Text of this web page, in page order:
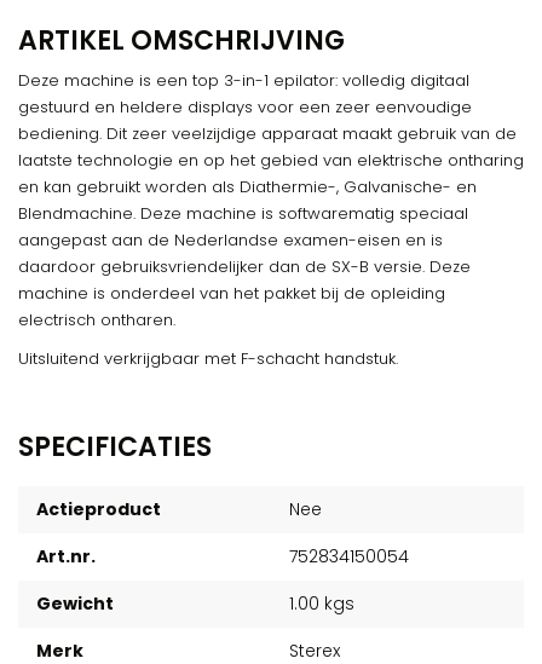
ARTIKEL OMSCHRIJVING
Deze machine is een top 3-in-1 epilator: volledig digitaal
gestuurd en heldere displays voor een zeer eenvoudige
bediening. Dit zeer veelzijdige apparaat maakt gebruik van de
laatste technologie en op het gebied van elektrische ontharing
en kan gebruikt worden als Diathermie-, Galvanische- en
Blendmachine. Deze machine is softwarematig speciaal
aangepast aan de Nederlandse examen-eisen en is
daardoor gebruiksvriendelijker dan de SX-B versie. Deze
machine is onderdeel van het pakket bij de opleiding
electrisch ontharen.
Uitsluitend verkrijgbaar met F-schacht handstuk.
SPECIFICATIES
Actieproduct
Nee
Art.nr.
752834150054
Gewicht
1.00 kgs
Merk
Sterex